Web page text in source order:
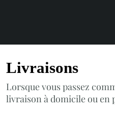
Livraisons
Lorsque vous passez
livraison à domicile ou en